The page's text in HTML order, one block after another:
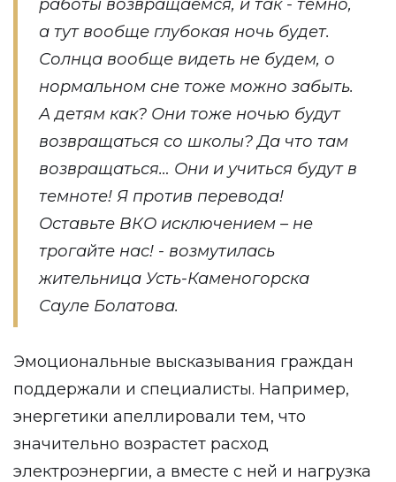
работы возвращаемся, и так - темно,
а тут вообще глубокая ночь будет.
Солнца вообще видеть не будем, о
нормальном сне тоже можно забыть.
А детям как? Они тоже ночью будут
возвращаться со школы? Да что там
возвращаться… Они и учиться будут в
темноте! Я против перевода!
Оставьте ВКО исключением – не
трогайте нас! - возмутилась
жительница Усть-Каменогорска
Сауле Болатова.
Эмоциональные высказывания граждан
поддержали и специалисты. Например,
энергетики апеллировали тем, что
значительно возрастет расход
электроэнергии, а вместе с ней и нагрузка